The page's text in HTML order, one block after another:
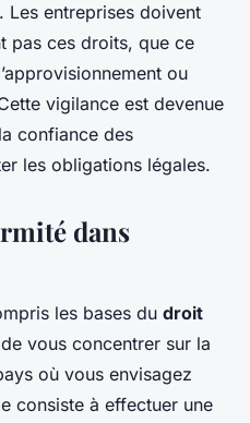
Les entreprises doivent
pas ces droits, que ce
ou
vigilance est devenue
confiance des
les obligations légales.
dans
les bases du droit
vous concentrer sur la
où vous envisagez
consiste à effectuer une